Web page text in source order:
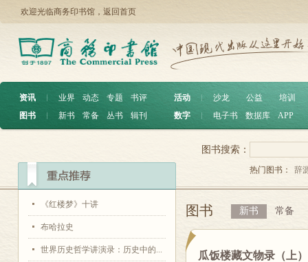
欢迎光临商务印书馆， 返回首页
资讯 ︱ 业界 动态 专题
书评
图书
︱ 新书 常备 丛书 辑刊
活动 沙龙 公益
培训
数字
电子书 数据库 APP
《红楼梦》十讲
布哈拉史
世界历史哲学讲演录：历史中的...
图书搜索：
热门图书： 辞
图书 新书 常备
瓜饭楼藏文物录（上